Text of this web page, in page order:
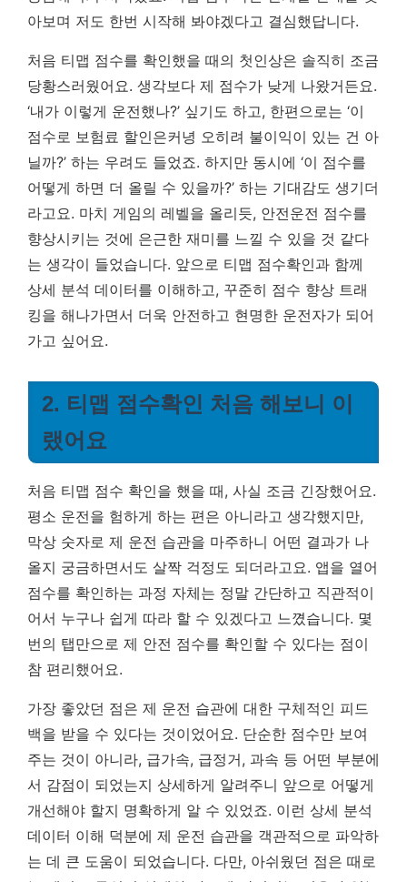
아보며 저도 한번 시작해 봐야겠다고 결심했답니다.
처음 티맵 점수를 확인했을 때의 첫인상은 솔직히 조금
당황스러웠어요. 생각보다 제 점수가 낮게 나왔거든요.
‘내가 이렇게 운전했나?’ 싶기도 하고, 한편으로는 ‘이
점수로 보험료 할인은커녕 오히려 불이익이 있는 건 아
닐까?’ 하는 우려도 들었죠. 하지만 동시에 ‘이 점수를
어떻게 하면 더 올릴 수 있을까?’ 하는 기대감도 생기더
라고요. 마치 게임의 레벨을 올리듯, 안전운전 점수를
향상시키는 것에 은근한 재미를 느낄 수 있을 것 같다
는 생각이 들었습니다. 앞으로 티맵 점수확인과 함께
상세 분석 데이터를 이해하고, 꾸준히 점수 향상 트래
킹을 해나가면서 더욱 안전하고 현명한 운전자가 되어
가고 싶어요.
2. 티맵 점수확인 처음 해보니 이
랬어요
처음 티맵 점수 확인을 했을 때, 사실 조금 긴장했어요.
평소 운전을 험하게 하는 편은 아니라고 생각했지만,
막상 숫자로 제 운전 습관을 마주하니 어떤 결과가 나
올지 궁금하면서도 살짝 걱정도 되더라고요. 앱을 열어
점수를 확인하는 과정 자체는 정말 간단하고 직관적이
어서 누구나 쉽게 따라 할 수 있겠다고 느꼈습니다. 몇
번의 탭만으로 제 안전 점수를 확인할 수 있다는 점이
참 편리했어요.
가장 좋았던 점은 제 운전 습관에 대한 구체적인 피드
백을 받을 수 있다는 것이었어요. 단순한 점수만 보여
주는 것이 아니라, 급가속, 급정거, 과속 등 어떤 부분에
서 감점이 되었는지 상세하게 알려주니 앞으로 어떻게
개선해야 할지 명확하게 알 수 있었죠. 이런 상세 분석
데이터 이해 덕분에 제 운전 습관을 객관적으로 파악하
는 데 큰 도움이 되었습니다. 다만, 아쉬웠던 점은 때로